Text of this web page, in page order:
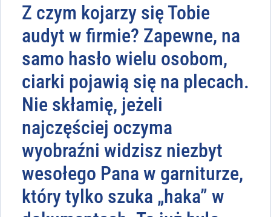
Z czym kojarzy się Tobie
audyt w firmie? Zapewne, na
samo hasło wielu osobom,
ciarki pojawią się na plecach.
Nie skłamię, jeżeli
najczęściej oczyma
wyobraźni widzisz niezbyt
wesołego Pana w garniturze,
który tylko szuka „haka” w